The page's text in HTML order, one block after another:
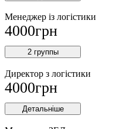
Менеджер із логістики
4000грн
2 группы
Директор з логістики
4000грн
Детальніше